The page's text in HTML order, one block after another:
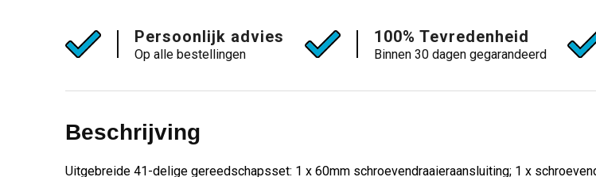
Persoonlijk advies
Op alle bestellingen
100% Tevredenheid
Binnen 30 dagen gegarandeerd
Beschrijving
Uitgebreide 41-delige gereedschapsset: 1 x 60mm schroevendraaieraansluiting; 1 x